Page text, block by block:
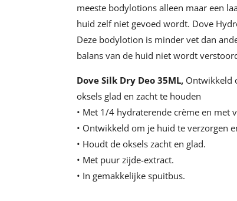
meeste bodylotions alleen maar een
huid zelf niet gevoed wordt. Dove
Deze bodylotion is minder vet dan
balans van de huid niet wordt
Dove Silk Dry Deo 35ML, Ontwikkeld
oksels glad en zacht te houden
• Met 1/4 hydraterende crème en met
• Ontwikkeld om je huid te verzorgen
• Houdt de oksels zacht en glad.
• Met puur zijde-extract.
• In gemakkelijke spuitbus.